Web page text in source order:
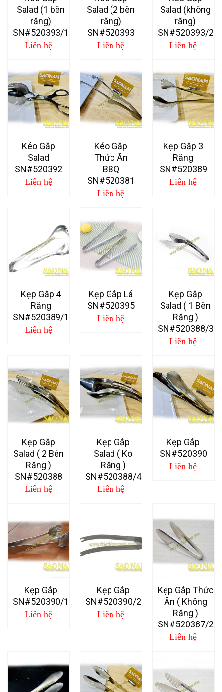
Salad (1 bên
răng)
SN#520393/1
Liên hệ
Salad (2 bên
răng)
SN#520393
Liên hệ
Salad (không
răng)
SN#520393/2
Liên hệ
Kéo Gắp
Salad
SN#520392
Liên hệ
Kéo Gắp
Thức Ăn
BBQ
SN#520381
Liên hệ
Kẹp Gắp 3
Răng
SN#520389
Liên hệ
Kẹp Gắp 4
Răng
SN#520389/1
Liên hệ
Kẹp Gắp Lá
SN#520395
Liên hệ
Kẹp Gắp
Salad ( 1 Bên
Răng )
SN#520388/3
Liên hệ
Kẹp Gắp
Salad ( 2 Bên
Răng )
SN#520388
Liên hệ
Kẹp Gắp
Salad ( Ko
Răng )
SN#520388/4
Liên hệ
Kẹp Gắp
SN#520390
Liên hệ
Kẹp Gắp
SN#520390/1
Liên hệ
Kẹp Gắp
SN#520390/2
Liên hệ
Kẹp Gắp Thức
Ăn ( Không
Răng )
SN#520387/2
Liên hệ